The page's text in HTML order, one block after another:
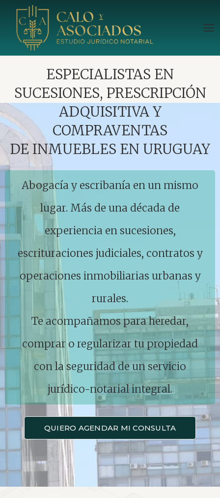
ESPECIALISTAS EN
SUCESIONES, PRESCRIPCIÓN
ADQUISITIVA Y
COMPRAVENTAS
DE INMUEBLES EN URUGUAY
Abogacía y escribanía en un mismo
lugar. Más de una década de
experiencia en sucesiones,
escrituraciones judiciales, contratos y
operaciones inmobiliarias urbanas y
rurales.
Te acompañamos para heredar,
comprar o regularizar tu propiedad
con la seguridad de un servicio
jurídico-notarial integral.
QUIERO AGENDAR MI CONSULTA